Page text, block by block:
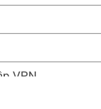
VPN